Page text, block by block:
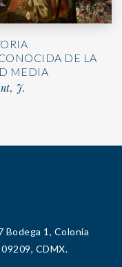
DE LA
MEDIA
J.
Bodega 1, Colonia
CDMX.